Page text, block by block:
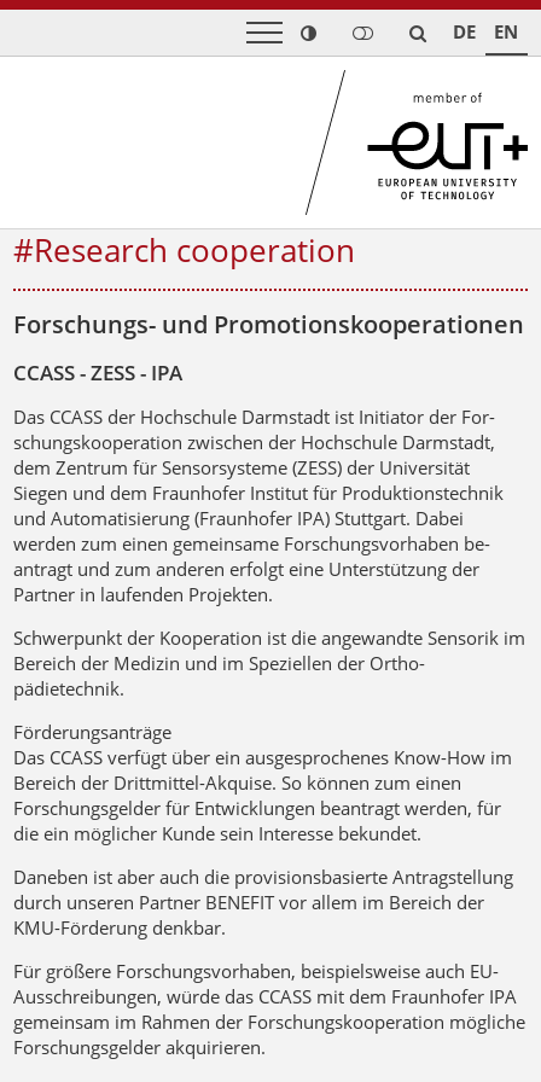
DE EN
#Research cooperation
Forschungs- und Promotionskooperationen
CCASS - ZESS - IPA
Das CCASS der Hochschule Darmstadt ist Initiator der For­­­­
schungskooperation zwischen der Hoch­schule Darm­stadt,
dem Zentrum für Sensor­systeme (ZESS) der Uni­ver­­sität
Siegen und dem Fraunhofer Institut für Produk­tions­technik
und Automatisierung (Fraunhofer IPA) Stutt­gart. Da­bei
werden zum einen gemeinsame For­schungs­vor­haben be­
antragt und zum anderen erfolgt eine Un­ter­stüt­zung der
Partner in laufenden Projekten.
Schwerpunkt der Kooperation ist die angewandte Sen­so­rik im
Bereich der Medizin und im Speziellen der Or­tho­
pädietechnik.
Förderungsanträge
Das CCASS verfügt über ein ausgesprochenes Know-How im
Bereich der Drittmittel-Akquise. So können zum einen
Forschungsgelder für Entwicklungen beantragt wer­den, für
die ein möglicher Kunde sein Interesse be­kun­det.
Daneben ist aber auch die provisionsbasierte Antrag­stel­lung
durch unseren Partner BENEFIT vor allem im Be­reich der
KMU-Förderung denkbar.
Für größere Forschungsvorhaben, beispielsweise auch EU-
Ausschreibungen, würde das CCASS mit dem Fraun­ho­fer IPA
gemeinsam im Rah­men der Forschungsko­ope­ra­tion mögliche
Forschungsgelder akquirieren.